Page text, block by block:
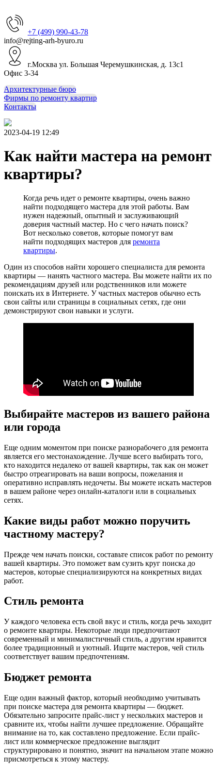
+7 (499) 990-43-78
info@rejting-arh-byuro.ru
г.Москва ул. Большая Черемушкинская, д. 13с1
Офис 3-34
Архитектурные бюро
Фирмы по ремонту квартир
Контакты
2023-04-19 12:49
Как найти мастера на ремонт
квартиры?
Когда речь идет о ремонте квартиры, очень важно
найти подходящего мастера для этой работы. Вам
нужен надежный, опытный и заслуживающий
доверия частный мастер. Но с чего начать поиск?
Вот несколько советов, которые помогут вам
найти подходящих мастеров для ремонта
квартиры.
Один из способов найти хорошего специалиста для ремонта
квартиры — нанять частного мастера. Вы можете найти их по
рекомендациям друзей или родственников или можете
поискать их в Интернете. У частных мастеров обычно есть
свои сайты или страницы в социальных сетях, где они
демонстрируют свои навыки и услуги.
Выбирайте мастеров из вашего района
или города
Еще одним моментом при поиске разнорабочего для ремонта
является его местонахождение. Лучше всего выбирать того,
кто находится недалеко от вашей квартиры, так как он может
быстро отреагировать на ваши вопросы, пожелания и
оперативно исправлять недочеты. Вы можете искать мастеров
в вашем районе через онлайн-каталоги или в социальных
сетях.
Какие виды работ можно поручить
частному мастеру?
Прежде чем начать поиски, составьте список работ по ремонту
вашей квартиры. Это поможет вам сузить круг поиска до
мастеров, которые специализируются на конкретных видах
работ.
Стиль ремонта
У каждого человека есть свой вкус и стиль, когда речь заходит
о ремонте квартиры. Некоторые люди предпочитают
современный и минималистичный стиль, а другим нравится
более традиционный и уютный. Ищите мастеров, чей стиль
соответствует вашим предпочтениям.
Бюджет ремонта
Еще один важный фактор, который необходимо учитывать
при поиске мастера для ремонта квартиры — бюджет.
Обязательно запросите прайс-лист у нескольких мастеров и
сравните их, чтобы найти лучшее предложение. Обращайте
внимание на то, как составлено предложение. Если прайс-
лист или коммерческое предложение выглядит
структурировано и понятно, значит на начальном этапе можно
присмотреться к этому мастеру.